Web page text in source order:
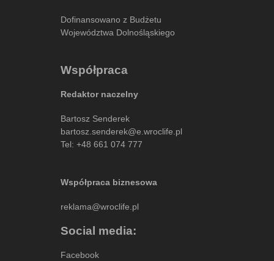
Dofinansowano z Budżetu
Województwa Dolnośląskiego
Współpraca
Redaktor naczelny
Bartosz Senderek
bartosz.senderek@e.wroclife.pl
Tel: +48 661 074 777
Współpraca biznesowa
reklama@wroclife.pl
Social media:
Facebook